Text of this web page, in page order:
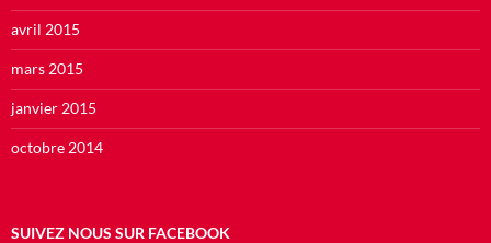
avril 2015
mars 2015
janvier 2015
octobre 2014
SUIVEZ NOUS SUR FACEBOOK